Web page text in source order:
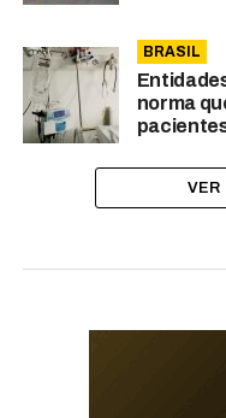
BRASIL
norma
VER